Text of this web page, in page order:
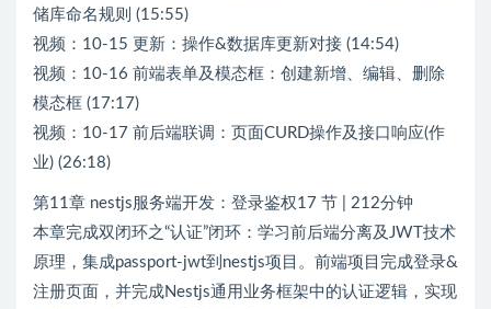
储库命名规则 (15:55)
视频：10-15 更新：操作&数据库更新对接 (14:54)
视频：10-16 前端表单及模态框：创建新增、编辑、删除
模态框 (17:17)
视频：10-17 前后端联调：页面CURD操作及接口响应(作
业) (26:18)
第11章 nestjs服务端开发：登录鉴权17 节 | 212分钟
本章完成双闭环之“认证”闭环：学习前后端分离及JWT技术
原理，集成passport-jwt到nestjs项目。前端项目完成登录&
注册页面，并完成Nestjs通用业务框架中的认证逻辑，实现